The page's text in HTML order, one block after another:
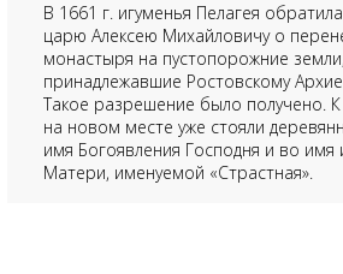
В 1661 г. игуменья Пелагея
царю Алексею Михайловичу о
монастыря на пустопорожние земли,
принадлежавшие Ростовскому
Такое разрешение было получено.
на новом месте уже стояли
имя Богоявления Господня и во
Матери, именуемой «Страстная».